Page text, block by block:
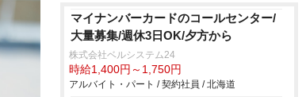
マイナンバーカードのコールセンター/
大量募集/週休3日OK/夕方から
株式会社ベルシステム24
時給1,400円～1,750円
アルバイト・パート / 契約社員 / 北海道